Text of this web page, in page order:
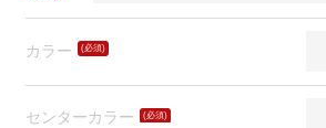
カラー
須)
センターカラー